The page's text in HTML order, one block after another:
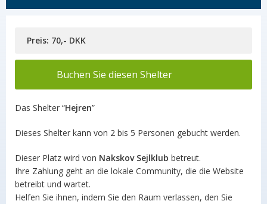
Preis: 70,- DKK
Buchen Sie diesen Shelter
Das Shelter “Hejren”
Dieses Shelter kann von 2 bis 5 Personen gebucht werden.
Dieser Platz wird von Nakskov Sejlklub betreut.
Ihre Zahlung geht an die lokale Community, die die Website
betreibt und wartet.
Helfen Sie ihnen, indem Sie den Raum verlassen, den Sie